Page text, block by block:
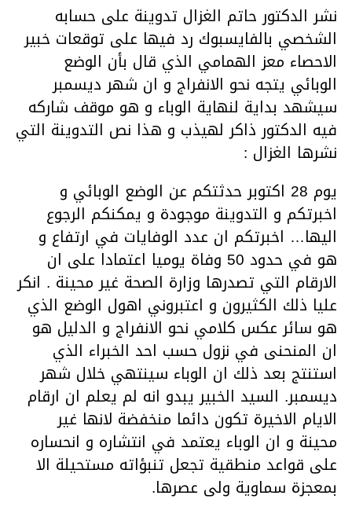
نشر الدكتور حاتم الغزال تدوينة على حسابه
الشخصي بالفايسبوك رد فيها على توقعات خبير
الاحصاء معز الهمامي الذي قال بأن الوضع
الوبائي يتجه نحو الانفراج و ان شهر ديسمبر
سيشهد بداية لنهاية الوباء و هو موقف شاركه
فيه الدكتور ذاكر لهيذب و هذا نص التدوينة التي
نشرها الغزال :
يوم 28 اكتوبر حدثتكم عن الوضع الوبائي و
اخبرتكم و التدوينة موجودة و يمكنكم الرجوع
اليها… اخبرتكم ان عدد الوفايات في ارتفاع و
هو في حدود 50 وفاة يوميا اعتمادا على ان
الارقام التي تصدرها وزارة الصحة غير محينة . انكر
عليا ذلك الكثيرون و اعتبروني اهول الوضع الذي
هو سائر عكس كلامي نحو الانفراج و الدليل هو
ان المنحنى في نزول حسب احد الخبراء الذي
استنتج بعد ذلك ان الوباء سينتهي خلال شهر
ديسمبر. السيد الخبير يبدو انه لم يعلم ان ارقام
الايام الاخيرة تكون دائما منخفضة لانها غير
محينة و ان الوباء يعتمد في انتشاره و انحساره
على قواعد منطقية تجعل تنبؤاته مستحيلة الا
بمعجزة سماوية ولى عصرها.